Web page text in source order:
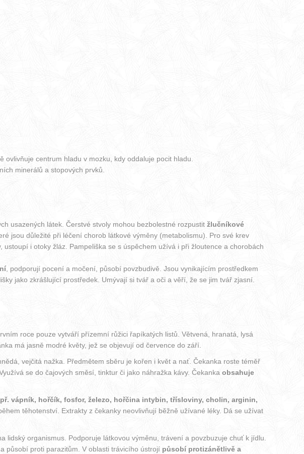
ovlivňuje centrum hladu v mozku, kdy oddaluje pocit hladu.
minerálů a stopových prvků.
usazených látek. Čerstvé stvoly mohou bezbolestné rozpustit žlučníkové
jsou důležité při léčení chorob látkové výměny (metabolismu). Pro své krev
i otoky žláz. Pampeliška se s úspěchem užívá i při žloutence a chorobách
, podporují pocení a močení, působí povzbudivě. Jsou vynikajícím prostředkem
jako zkrášlující prostředek. Umývají si tvář a oči a věří, že se jim tvář zjasní.
roce pouze vytváří přízemní růžici řapíkatých listů. Větvená, hranatá, lysá
má jasně modré květy, jež se objevují od července do září.
vejčitá nažka. Předmětem sběru je kořen i květ a nať. Čekanka roste téměř
se do čajových směsí, tinktur či jako náhražka kávy. Čekanka obsahuje
vápník, hořčík, fosfor, železo, hořčina intybin, třísloviny, cholin, arginin,
těhotenství. Extrakty z čekanky neovlivňují běžně užívané léky. Dá se užívat
lidský organismus. Podporuje látkovou výměnu, trávení a povzbuzuje chuť k jídlu.
působí proti parazitům. V oblasti trávicího ústrojí působí protizánětlivě a